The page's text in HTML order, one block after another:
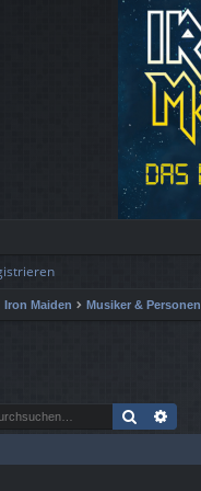
Iron Maiden Musiker & Personen
Suche